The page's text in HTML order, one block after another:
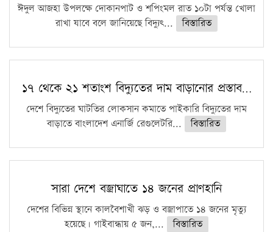
ঈদুল আজহা উপলক্ষে দোকানপাট ও শপিংমল রাত ১০টা পর্যন্ত খোলা
রাখা যাবে বলে জানিয়েছে বিদ্যুৎ...
বিস্তারিত
১৭ থেকে ২১ শতাংশ বিদ্যুতের দাম বাড়ানোর প্রস্তাব…
দেশে বিদ্যুতের ঘাটতির লোকসান কমাতে পাইকারি বিদ্যুতের দাম
বাড়াতে বাংলাদেশ এনার্জি রেগুলেটরি...
বিস্তারিত
সারা দেশে বজ্রাঘাতে ১৪ জনের প্রাণহানি
দেশের বিভিন্ন স্থানে কালবৈশাখী ঝড় ও বজ্রাপাতে ১৪ জনের মৃত্যু
হয়েছে। গাইবান্ধায় ৫ জন,...
বিস্তারিত